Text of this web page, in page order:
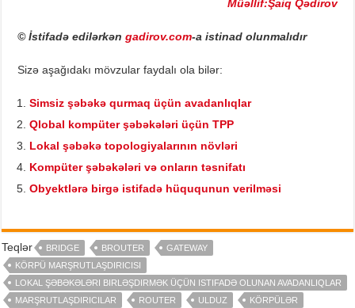
Müəllif:Şaiq Qədirov
© İstifadə edilərkəngadirov.com-a istinad olunmalıdır
Sizə aşağıdakı mövzular faydalı ola bilər:
Simsiz şəbəkə qurmaq üçün avadanlıqlar
Qlobal kompüter şəbəkələri üçün TPP
Lokal şəbəkə topologiyalarının növləri
Kompüter şəbəkələri və onların təsnifatı
Obyektlərə birgə istifadə hüququnun verilməsi
Teqlər BRIDGE BROUTER
GATEWAY
KÖRPÜ MARŞRUTLAŞDIRICISI
LOKAL ŞƏBƏKƏLƏRI BIRLƏŞDIRMƏK ÜÇÜN ISTIFADƏ OLUNAN AVADANLIQLAR
MARŞRUTLAŞDIRICILAR
ROUTER ULDUZ
KÖRPÜLƏR